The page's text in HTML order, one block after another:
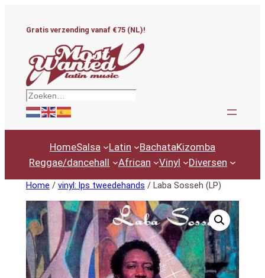
Gratis verzending vanaf €75 (NL)!
Zoeken
HomeSalsa Latin BachataKizomba
Reggae/dancehall
African Vinyl Diversen
Home / vinyl: lps tweedehands / Laba Sosseh (LP)